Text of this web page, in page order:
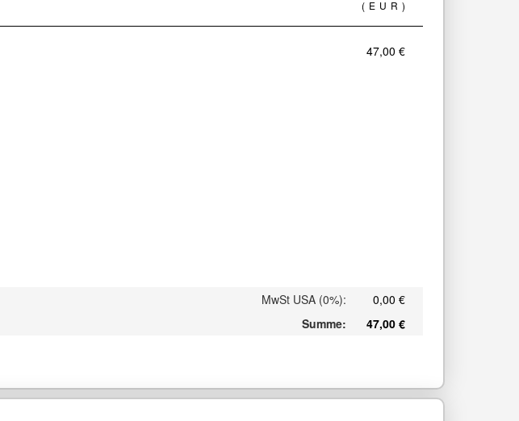
(EUR)
47,00 €
MwSt USA (0%):
0,00 €
Summe:
47,00 €